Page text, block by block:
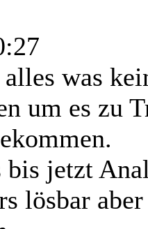
was
um es zu
bis jetzt
lösbar